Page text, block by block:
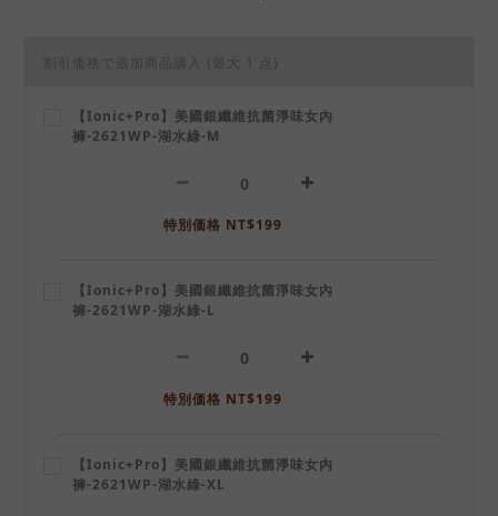
割引価格で追加商品購入 (最大 1 点)
【Ionic+Pro】美國銀纖維抗菌淨味女內
褲-2621WP-湖水綠-M
特別価格 NT$199
【Ionic+Pro】美國銀纖維抗菌淨味女內
褲-2621WP-湖水綠-L
特別価格 NT$199
【Ionic+Pro】美國銀纖維抗菌淨味女內
褲-2621WP-湖水綠-XL